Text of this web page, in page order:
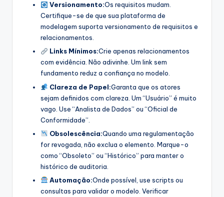
Versionamento:Os requisitos mudam.
Certifique-se de que sua plataforma de
modelagem suporta versionamento de requisitos e
relacionamentos.
Links Mínimos:Crie apenas relacionamentos
com evidência. Não adivinhe. Um link sem
fundamento reduz a confiança no modelo.
Clareza de Papel:Garanta que os atores
sejam definidos com clareza. Um “Usuário” é muito
vago. Use “Analista de Dados” ou “Oficial de
Conformidade”.
Obsolescência:Quando uma regulamentação
for revogada, não exclua o elemento. Marque-o
como “Obsoleto” ou “Histórico” para manter o
histórico de auditoria.
Automação:Onde possível, use scripts ou
consultas para validar o modelo. Verificar